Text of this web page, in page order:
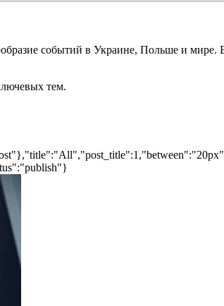
событий в Украине, Польше и мире.
тем.